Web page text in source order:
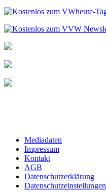
Mediadaten
Impressum
Kontakt
AGB
Datenschutzerklärung
Datenschutzeinstellungen